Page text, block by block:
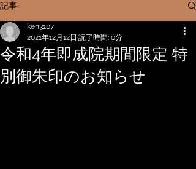
記事
令和4年即成院期間限定 特
別御朱印のお知らせ
ken3107
2021年12月12日 読了時間: 0分